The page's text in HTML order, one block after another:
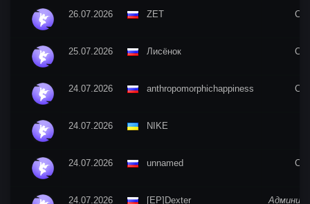
26.07.2026 ZET
25.07.2026 Лисёнок
24.07.2026 anthropomorphichappiness
24.07.2026 NIKE
24.07.2026 unnamed
24.07.2026 [EP]Dexter